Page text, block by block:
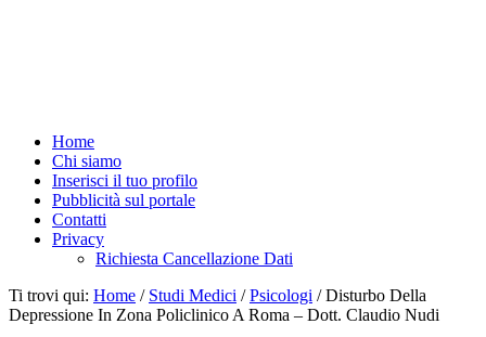
Home
Chi siamo
Inserisci il tuo profilo
Pubblicità sul portale
Contatti
Privacy
Richiesta Cancellazione Dati
Ti trovi qui: Home / Studi Medici / Psicologi /Disturbo Della
Depressione In Zona Policlinico A Roma – Dott. Claudio Nudi